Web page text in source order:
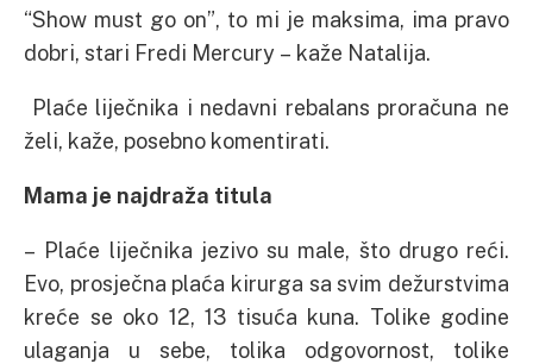
“Show must go on”, to mi je maksima, ima pravo
dobri, stari Fredi Mercury – kaže Natalija.
Plaće liječnika i nedavni rebalans proračuna ne
želi, kaže, posebno komentirati.
Mama je najdraža titula
– Plaće liječnika jezivo su male, što drugo reći.
Evo, prosječna plaća kirurga sa svim dežurstvima
kreće se oko 12, 13 tisuća kuna. Tolike godine
ulaganja u sebe, tolika odgovornost, tolike